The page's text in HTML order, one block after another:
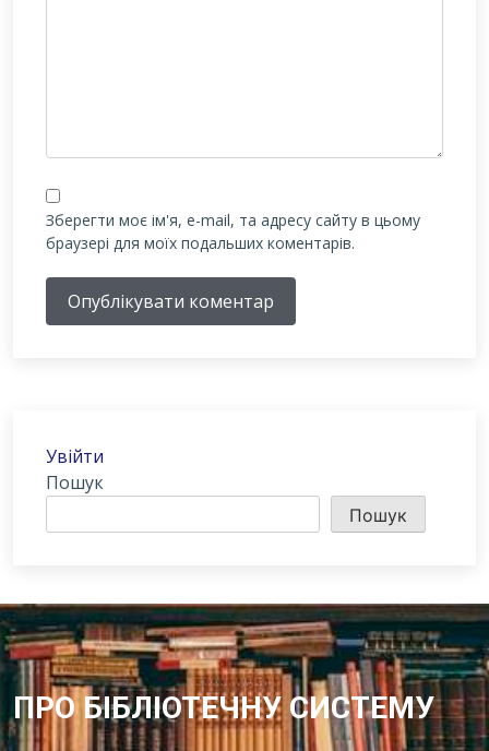
Зберегти моє ім'я, e-mail, та адресу сайту в цьому
браузері для моїх подальших коментарів.
Опублікувати коментар
Увійти
Пошук
Пошук
ПРО БІБЛІОТЕЧНУ СИСТЕМУ